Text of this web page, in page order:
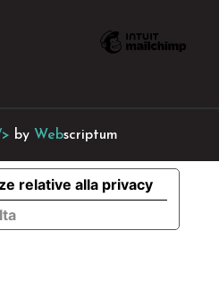
by Webscriptum
relative alla privacy